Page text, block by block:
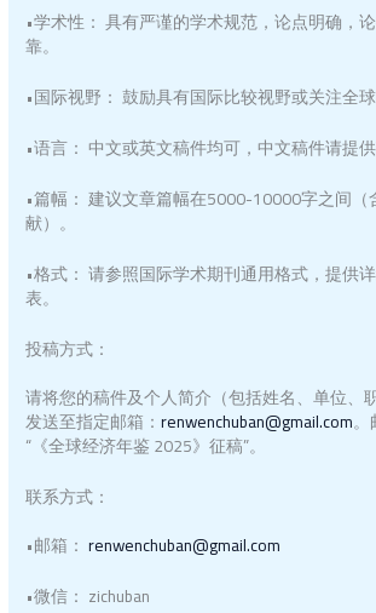
•学术性： 具有严谨的学术规范，论点明确，
靠。
•国际视野： 鼓励具有国际比较视野或关注全
•语言： 中文或英文稿件均可，中文稿件请提
•篇幅： 建议文章篇幅在5000-10000字之间
献）。
•格式： 请参照国际学术期刊通用格式，提供
表。
投稿方式：
请将您的稿件及个人简介（包括姓名、单位、
发送至指定邮箱：renwenchuban@gmail.com
“《全球经济年鉴 2025》征稿”。
联系方式：
•邮箱：renwenchuban@gmail.com
•微信： zichuban